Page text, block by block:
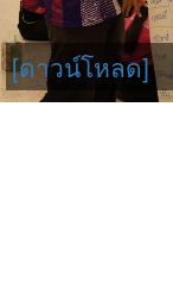
[ดาวน์โหลด]